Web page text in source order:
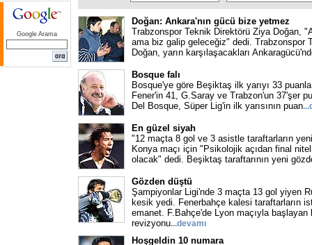
Google Arama
Doğan: Ankara'nın gücü bize yetmez
Trabzonspor Teknik Direktörü Ziya Doğan,
ama biz galip geleceğiz" dedi. Trabzonspor
Doğan, yarın karşılaşacakları
Bosque falı
Bosque'ye göre Beşiktaş ilk yarıyı 33
Fener'in 41, G.Saray ve Trabzon'un 37'şer
Del Bosque, Süper Lig'in ilk yarısının puan
En güzel siyah
"12 maçta 8 gol ve 3 asistle taraftarların
Konya maçı için "Psikolojik açıdan final
olacak" dedi. Beşiktaş taraftarının yeni
Gözden düştü
Şampiyonlar Ligi'nde 3 maçta 13 gol yiyen
kesik yedi. Fenerbahçe kalesi taraftarların
emanet. F.Bahçe'de Lyon maçıyla başlayan
revizyonu...devamı
Hoşgeldin 10 numara